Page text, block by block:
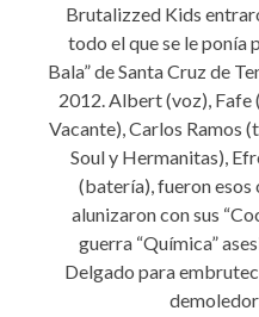
Brutalizzed Kids
todo el que se le ponía
Bala” de Santa Cruz de
2012. Albert (voz),
Vacante), Carlos Ramos
Soul y Hermanitas),
(batería), fueron esos
alunizaron con sus
guerra “Química”
Delgado para